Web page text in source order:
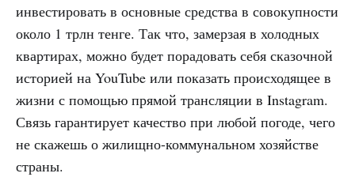
инвестировать в основные средства в совокупности
около 1 трлн тенге. Так что, замерзая в холодных
квартирах, можно будет порадовать себя сказочной
историей на YouTube или показать происходящее в
жизни с помощью прямой трансляции в Instagram.
Связь гарантирует качество при любой погоде, чего
не скажешь о жилищно-коммунальном хозяйстве
страны.